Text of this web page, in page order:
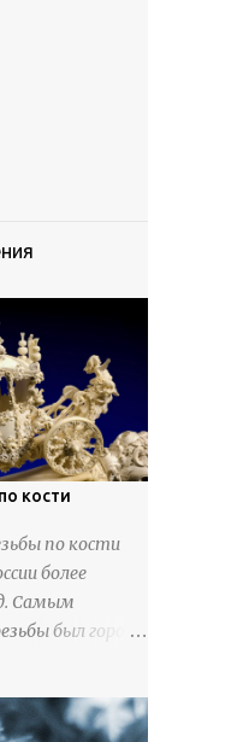
кости
по кости
более
Самым
был город
рыб и моржей.